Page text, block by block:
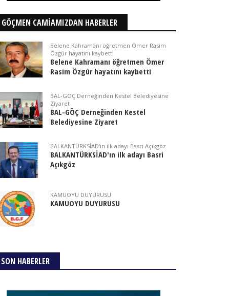
GÖÇMEN CAMİAMIZDAN HABERLER
Belene Kahramanı öğretmen Ömer Rasim
Özgür hayatını kaybetti
Belene Kahramanı öğretmen Ömer
Rasim Özgür hayatını kaybetti
BAL-GÖÇ Derneğinden Kestel Belediyesine
Ziyaret
BAL-GÖÇ Derneğinden Kestel
Belediyesine Ziyaret
BALKANTÜRKSİAD'ın ilk adayı Basri Açıkgöz
BALKANTÜRKSİAD'ın ilk adayı Basri
Açıkgöz
KAMUOYU DUYURUSU
KAMUOYU DUYURUSU
SON HABERLER